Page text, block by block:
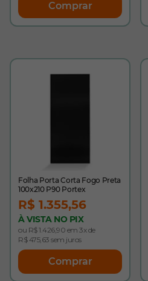
Comprar
Folha Porta Corta Fogo Preta
100x210 P90 Portex
R$ 1.355,56
À VISTA NO PIX
ou R$ 1.426,90 em 3x de
R$ 475,63 sem juros
Comprar